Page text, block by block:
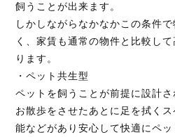
飼うことが出来ます。
しかしながらなかなかこの条件
く、家賃も通常の物件と比較し
ります。
・ペット共生型
ペットを飼うことが前提に設計
お散歩をさせたあとに足を拭く
能などがあり安心して快適にペ